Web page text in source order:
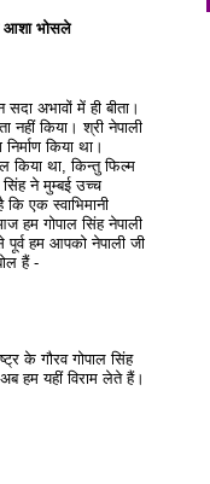
आशा भोसले
अभावों में ही बीता।
नहीं किया। श्री नेपाली
किया था।
किया था, किन्तु फिल्म
ने मुम्बई उच्च
कि एक स्वाभिमानी
हम गोपाल सिंह नेपाली
हम आपको नेपाली जी
हैं -
के गौरव गोपाल सिंह
हम यहीं विराम लेते हैं।